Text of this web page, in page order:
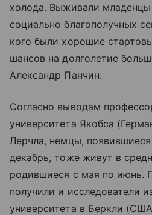
холода. Выживали младенцы
социально благополучных
кого были хорошие
шансов на долголетие
Александр Панчин.
Согласно выводам
университета Якобса
Лерчла, немцы,
декабрь, тоже живут в
родившиеся с мая по июнь.
получили и исследователи
университета в Беркли